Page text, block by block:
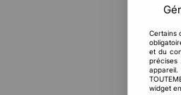
Certains
et du
widget